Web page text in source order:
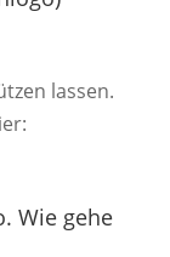
lassen.
Wie gehe